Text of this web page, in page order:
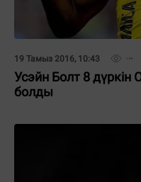
19 Тамыз 2016, 10:43
Усэйн Болт 8
болды